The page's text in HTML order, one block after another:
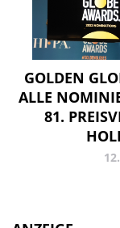
GOLDEN
ALLE
81.